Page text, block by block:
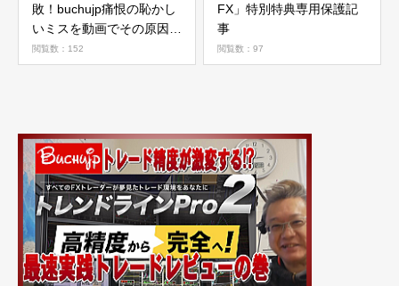
敗！buchujp痛恨の恥かし
いミスを動画でその原因と
防止についてレビュー
閲覧数：152
FX」特別特典専用保護記
事
閲覧数：97